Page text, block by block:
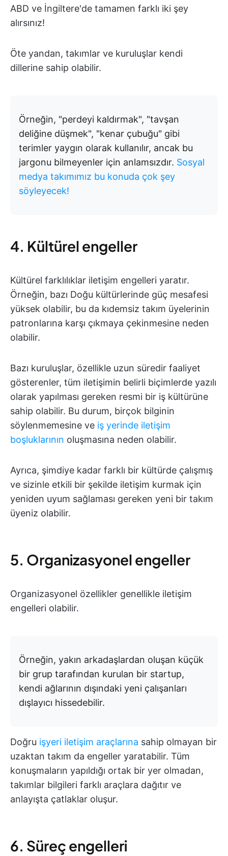
ABD ve İngiltere'de tamamen farklı iki şey
alırsınız!
Öte yandan, takımlar ve kuruluşlar kendi
dillerine sahip olabilir.
Örneğin, "perdeyi kaldırmak", "tavşan
deliğine düşmek", "kenar çubuğu" gibi
terimler yaygın olarak kullanılır, ancak bu
jargonu bilmeyenler için anlamsızdır. Sosyal
medya takımımız bu konuda çok şey
söyleyecek!
4. Kültürel engeller
Kültürel farklılıklar iletişim engelleri yaratır.
Örneğin, bazı Doğu kültürlerinde güç mesafesi
yüksek olabilir, bu da kıdemsiz takım üyelerinin
patronlarına karşı çıkmaya çekinmesine neden
olabilir.
Bazı kuruluşlar, özellikle uzun süredir faaliyet
gösterenler, tüm iletişimin belirli biçimlerde yazılı
olarak yapılması gereken resmi bir iş kültürüne
sahip olabilir. Bu durum, birçok bilginin
söylenmemesine ve iş yerinde iletişim
boşluklarının oluşmasına neden olabilir.
Ayrıca, şimdiye kadar farklı bir kültürde çalışmış
ve sizinle etkili bir şekilde iletişim kurmak için
yeniden uyum sağlaması gereken yeni bir takım
üyeniz olabilir.
5. Organizasyonel engeller
Organizasyonel özellikler genellikle iletişim
engelleri olabilir.
Örneğin, yakın arkadaşlardan oluşan küçük
bir grup tarafından kurulan bir startup,
kendi ağlarının dışındaki yeni çalışanları
dışlayıcı hissedebilir.
Doğru işyeri iletişim araçlarına sahip olmayan bir
uzaktan takım da engeller yaratabilir. Tüm
konuşmaların yapıldığı ortak bir yer olmadan,
takımlar bilgileri farklı araçlara dağıtır ve
anlayışta çatlaklar oluşur.
6. Süreç engelleri